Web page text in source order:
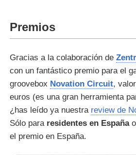
Premios
Gracias a la colaboración de
con un fantástico premio para el
groovebox Novation Circuit,
euros (es una gran herramienta
¿has leído ya nuestra review de
Sólo para residentes en Españao
el premio en España.